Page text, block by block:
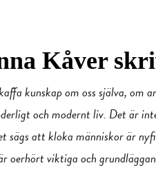
Kåver
kunskap om oss själva,
och modernt liv. Det är
sägs att kloka människor är
oerhört viktiga och